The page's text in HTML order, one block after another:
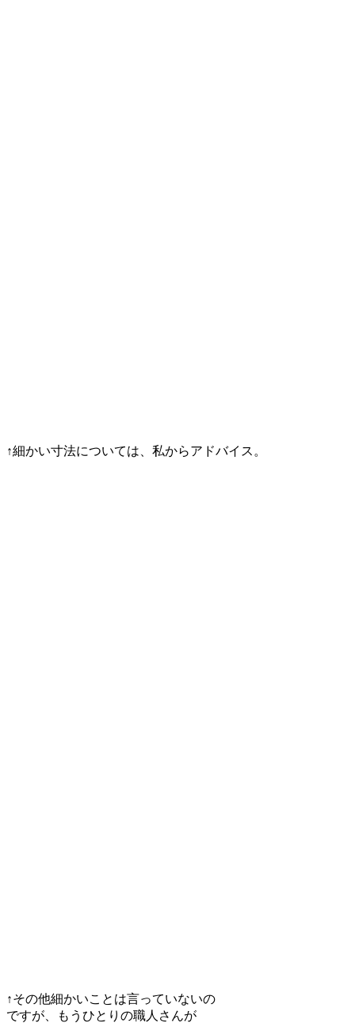
↑細かい寸法については、私からアドバイス。
↑その他細かいことは言っていないの
ですが、もうひとりの職人さんが